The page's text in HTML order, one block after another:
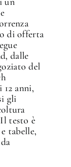
di offerta
dalle
del
12 anni,
gli
testo è
tabelle,